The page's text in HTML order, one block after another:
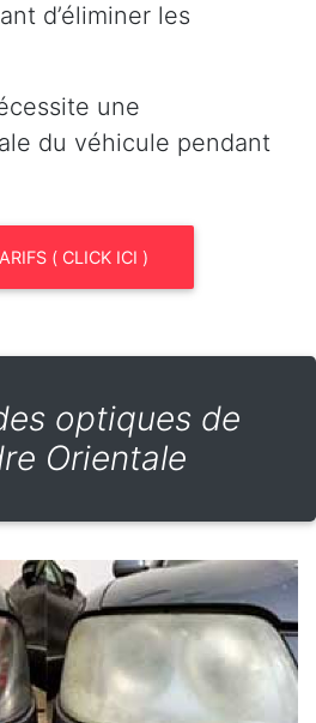
d’éliminer les
une
du véhicule pendant
( CLICK ICI )
optiques de
Orientale